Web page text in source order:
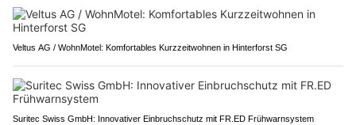
Veltus AG / WohnMotel: Komfortables Kurzzeitwohnen in Hinterforst SG
Suritec Swiss GmbH: Innovativer Einbruchschutz mit FR.ED Frühwarnsystem